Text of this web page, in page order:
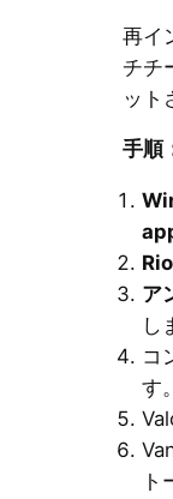
再イ
チチ
ット
手順
ア
し
コ
す。
ト